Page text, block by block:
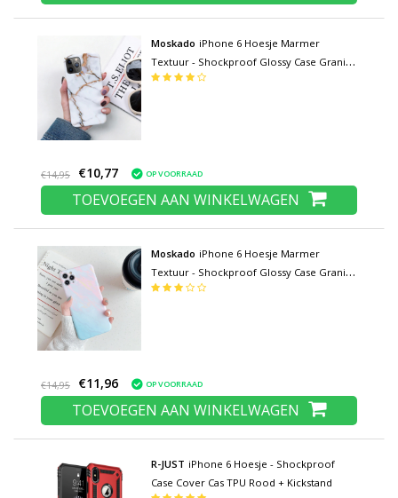
Moskado iPhone 6 Hoesje Marmer
Textuur - Shockproof Glossy Case Graniet
Cover Cas TPU
€14,95 €10,77 OP VOORRAAD
TOEVOEGEN AAN WINKELWAGEN
Moskado iPhone 6 Hoesje Marmer
Textuur - Shockproof Glossy Case Graniet
Cover Cas TPU
€14,95 €11,96 OP VOORRAAD
TOEVOEGEN AAN WINKELWAGEN
R-JUST iPhone 6 Hoesje - Shockproof
Case Cover Cas TPU Rood + Kickstand